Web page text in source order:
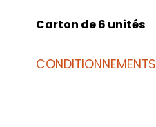
Carton de 6 unités
CONDITIONNEMENTS